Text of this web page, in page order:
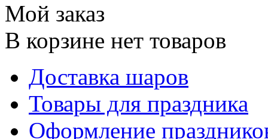
Мой заказ
В корзине нет товаров
Доставка шаров
Товары для праздника
Оформление